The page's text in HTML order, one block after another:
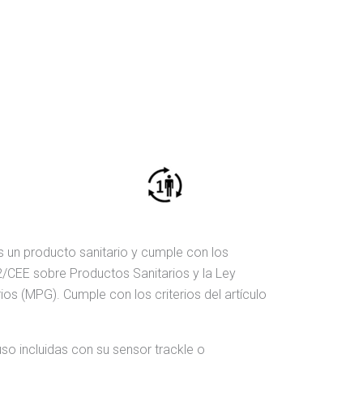
un producto sanitario y cumple con los
sobre Productos Sanitarios y la Ley
(MPG). Cumple con los criterios del artículo
incluidas con su sensor trackle o